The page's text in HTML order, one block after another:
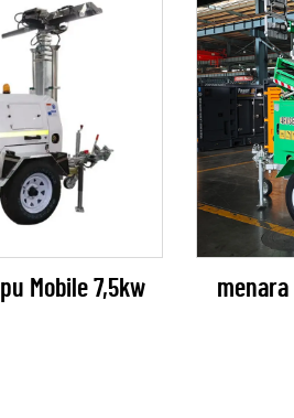
Mobile 7,5kw menara